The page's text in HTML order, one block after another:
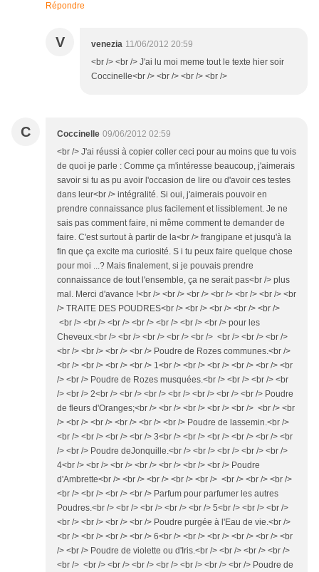
Répondre
V venezia 11/06/2012 20:59
<br /> <br /> J'ai lu moi meme tout le texte hier soir
Coccinelle<br /> <br /> <br /> <br />
C Coccinelle 09/06/2012 02:59
<br /> J'ai réussi à copier coller ceci pour au moins que tu vois
de quoi je parle : Comme ça m'intéresse beaucoup, j'aimerais
savoir si tu as pu avoir l'occasion de lire ou d'avoir ces testes
dans leur<br /> intégralité. Si oui, j'aimerais pouvoir en
prendre connaissance plus facilement et lissiblement. Je ne
sais pas comment faire, ni même comment te demander de
faire. C'est surtout à partir de la<br /> frangipane et jusqu'à la
fin que ça excite ma curiosité. S i tu peux faire quelque chose
pour moi ...? Mais finalement, si je pouvais prendre
connaissance de tout l'ensemble, ça ne serait pas<br /> plus
mal. Merci d'avance !<br /> <br /> <br /> <br /> <br /> <br /> <br
/> TRAITE DES POUDRES<br /> <br /> <br /> <br /> <br />
<br /> <br /> <br /> <br /> <br /> <br /> <br /> pour les
Cheveux.<br /> <br /> <br /> <br /> <br /> <br /> <br /> <br />
<br /> <br /> <br /> <br /> Poudre de Rozes communes.<br />
<br /> <br /> <br /> <br /> 1<br /> <br /> <br /> <br /> <br /> <br
/> <br /> Poudre de Rozes musquées.<br /> <br /> <br /> <br
/> <br /> 2<br /> <br /> <br /> <br /> <br /> <br /> <br /> Poudre
de fleurs d'Oranges;<br /> <br /> <br /> <br /> <br /> <br /> <br
/> <br /> <br /> <br /> <br /> <br /> Poudre de lassemin.<br />
<br /> <br /> <br /> <br /> 3<br /> <br /> <br /> <br /> <br /> <br
/> <br /> Poudre deJonquille.<br /> <br /> <br /> <br /> <br />
4<br /> <br /> <br /> <br /> <br /> <br /> <br /> Poudre
d'Ambrette<br /> <br /> <br /> <br /> <br /> <br /> <br /> <br />
<br /> <br /> <br /> <br /> Parfum pour parfumer les autres
Poudres.<br /> <br /> <br /> <br /> <br /> 5<br /> <br /> <br />
<br /> <br /> <br /> <br /> Poudre purgée à l'Eau de vie.<br />
<br /> <br /> <br /> <br /> 6<br /> <br /> <br /> <br /> <br /> <br
/> <br /> Poudre de violette ou d'Iris.<br /> <br /> <br /> <br />
<br /> <br /> <br /> <br /> <br /> <br /> <br /> <br /> Poudre de